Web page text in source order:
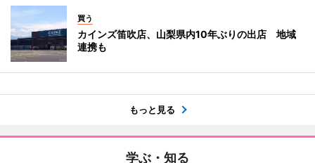
買う
カインズ笛吹店、山梨県内10年ぶりの出店 地域
連携も
もっと見る
学ぶ・知る